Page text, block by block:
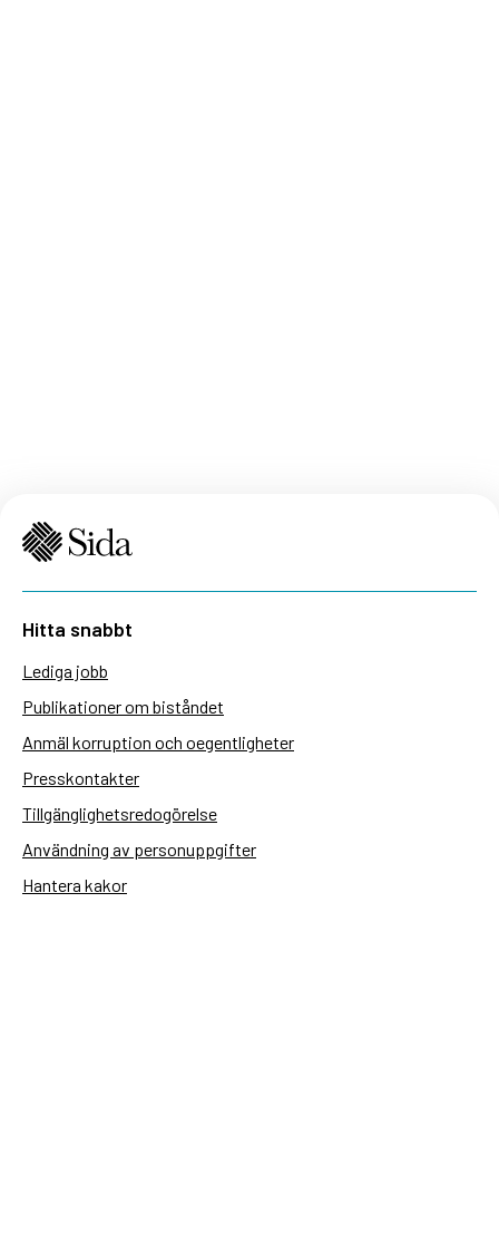
Hitta snabbt
Lediga jobb
Publikationer om biståndet
Anmäl korruption och oegentligheter
Presskontakter
Tillgänglighetsredogörelse
Användning av personuppgifter
Hantera kakor